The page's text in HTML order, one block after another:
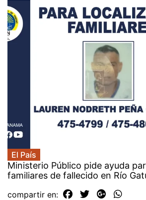
El País
Ministerio Público pide ayuda
familiares de fallecido en Río
compartir en: